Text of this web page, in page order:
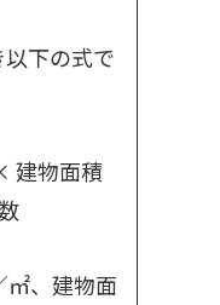
下の式で
建物面積
、建物面